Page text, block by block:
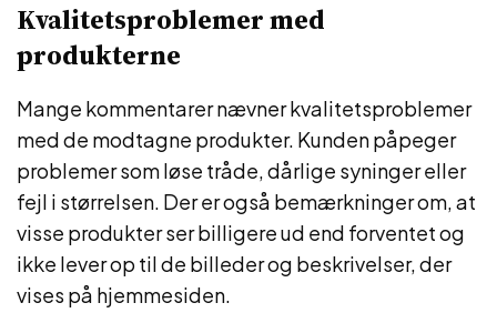
Kvalitetsproblemer med
produkterne
Mange kommentarer nævner kvalitetsproblemer
med de modtagne produkter. Kunden påpeger
problemer som løse tråde, dårlige syninger eller
fejl i størrelsen. Der er også bemærkninger om, at
visse produkter ser billigere ud end forventet og
ikke lever op til de billeder og beskrivelser, der
vises på hjemmesiden.